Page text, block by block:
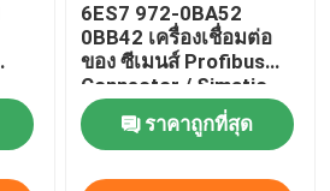
6ES7 972-0BA52
0BB42 เครื่องเชื่อมต่อ
ของ ซีเมนส์ Profibus
Connector / Simatic
ET200 ของ ซีเมนส์ Bus
Connectorราคาถูกที่สุด